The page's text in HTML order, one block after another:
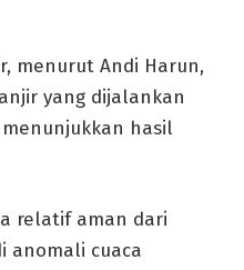
menurut Andi Harun,
yang dijalankan
hasil
relatif aman dari
anomali cuaca